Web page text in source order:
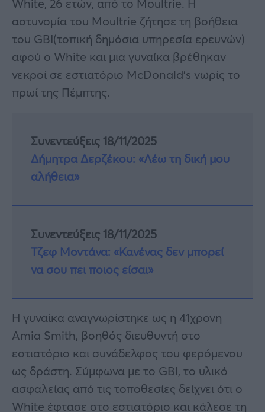
αστυνομία του Moultrie ζήτησε τη βοήθεια
του GBI(τοπική δημόσια υπηρεσία ερευνών)
αφού ο White και μια γυναίκα βρέθηκαν
νεκροί σε εστιατόριο McDonald’s νωρίς το
πρωί της Πέμπτης.
Συνεντεύξεις 18/11/2025
Δήμητρα Δερζέκου: «Λέω τη δική μου
αλήθεια»
Συνεντεύξεις 18/11/2025
Τζεφ Μοντάνα: «Κανένας δεν μπορεί
να σου πει ποιος είσαι»
Η γυναίκα αναγνωρίστηκε ως η 41χρονη
Amia Smith, βοηθός διευθυντή στο
εστιατόριο και συνάδελφος του φερόμενου
ως δράστη. Σύμφωνα με το GBI, το υλικό
ασφαλείας από τις τοποθεσίες δείχνει ότι ο
White έφτασε στο εστιατόριο και κάλεσε τη